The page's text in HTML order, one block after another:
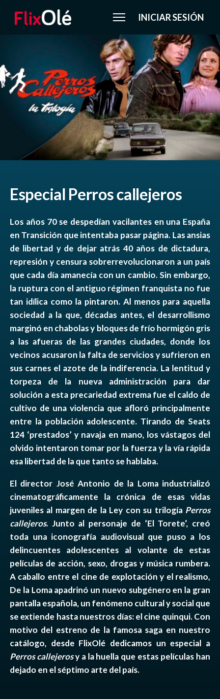
INICIAR SESIÓN
Especial Perros callejeros
Los años 70 se despedían vacilantes en una España
en Transición que intentaba pasar página. Las ansias
de libertad y de dejar atrás 40 años de dictadura,
represión y censura sobrerrevolucionaron a un país
que cada día amanecía con un cambio. Sin embargo,
la ruptura con el antiguo régimen franquista no fue
tan idílica como la pintaron. Al menos para aquella
sociedad a la que, décadas antes, el desarrollismo
marginó en chabolas y bloques de frío hormigón gris
a las afueras de las grandes ciudades, donde los
vecinos acusaron la falta de servicios y sufrieron en
sus carnes el azote de la indiferencia. La lentitud y
torpeza de la nueva administración para dar
solución a esta precariedad extrema fue el caldo de
cultivo de una violencia que afloró principalmente
entre la población adolescente. Tirando de Seats
124 ‘prestados’ y navaja en mano, los vástagos del
olvido intentaron tomar por la fuerza y la vía rápida
esa libertad de la que tanto se hablaba.
El director José Antonio de la Loma industrializó
cinematográficamente la crónica de esas vidas
juveniles al margen de la Ley con su trilogía Perros
callejeros. Junto al personaje de ‘El Torete’, creó
toda una iconografía audiovisual que puso a los
delincuentes adolescentes al volante de estas
películas de acción, sexo, drogas y música rumbera.
A caballo entre el cine de explotación y el realismo,
De la Loma apadrinó un nuevo subgénero en la gran
pantalla española, un fenómeno cultural y social que
se extiende hasta nuestros días: el cine quinqui. Con
motivo del estreno de la famosa saga en nuestro
catálogo, desde FlixOlé dedicamos un especial a
Perros callejerosy a la huella que estas películas han
dejado en el séptimo arte del país.